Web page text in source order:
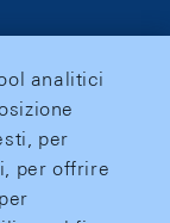
analitici
per
per offrire